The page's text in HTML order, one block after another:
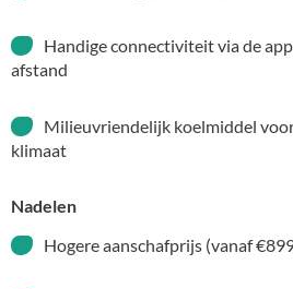
Handige connectiviteit via de
afstand
Milieuvriendelijk koelmiddel
klimaat
Nadelen
Hogere aanschafprijs (vanaf